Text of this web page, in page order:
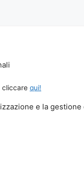
cliccare qui!
e la